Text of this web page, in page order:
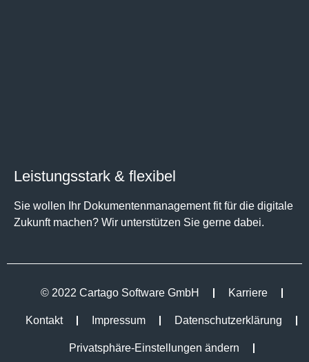
Leistungsstark & flexibel
Sie wollen Ihr Dokumentenmanagement fit für die digitale
Zukunft machen? Wir unterstützen Sie gerne dabei.
© 2022 Cartago Software GmbH Karriere
Kontakt Impressum Datenschutzerklärung
Privatsphäre-Einstellungen ändern